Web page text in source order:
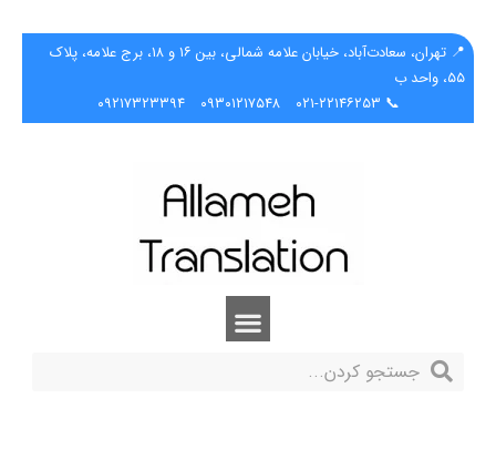
📍 تهران، سعادت‌آباد، خیابان علامه شمالی، بین ۱۶ و ۱۸، برج علامه، پلاک
۵۵، واحد ب
📞 ۰۲۱-۲۲۱۴۶۲۵۳
۰۹۳۰۱۲۱۷۵۴۸ ۰۹۲۱۷۳۲۳۳۹۴